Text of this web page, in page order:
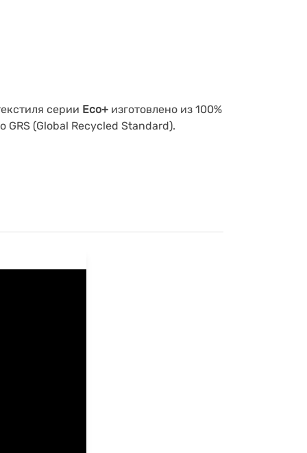
серии Eco+ изготовлено из 100%
(Global Recycled Standard).